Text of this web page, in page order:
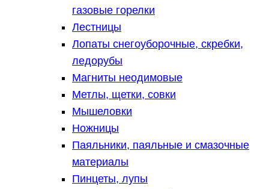
газовые горелки
Лестницы
Лопаты снегоуборочные, скребки,
ледорубы
Магниты неодимовые
Метлы, щетки, совки
Мышеловки
Ножницы
Паяльники, паяльные и смазочные
материалы
Пинцеты, лупы